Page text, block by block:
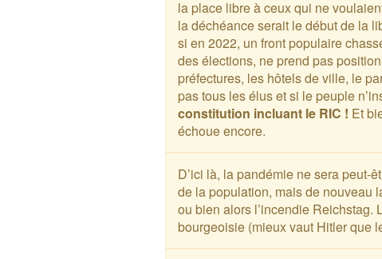
la place libre à ceux qui ne
la déchéance serait le début de la
si en 2022, un front populaire
des élections, ne prend pas
préfectures, les hôtels de ville, le
pas tous les élus et si le peuple
constitution incluant le RIC ! Et
échoue encore.
D’ici là, la pandémie ne sera peut-
de la population, mais de nouveau
ou bien alors l’incendie Reichstag.
bourgeoisie (mieux vaut Hitler que